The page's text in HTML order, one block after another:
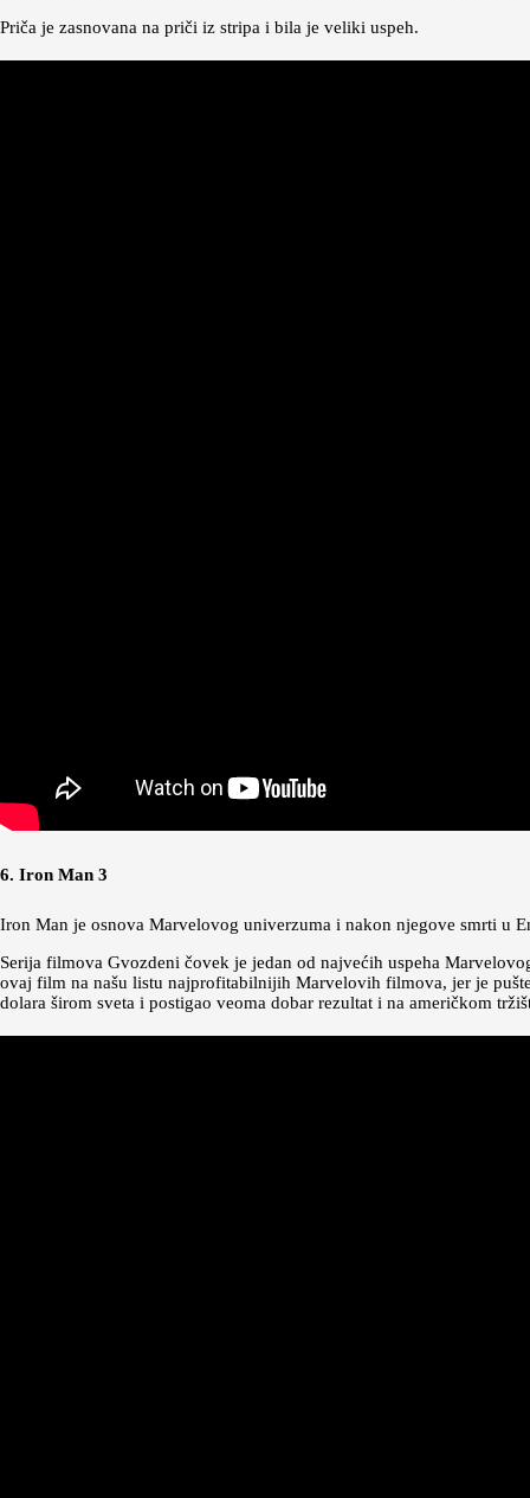
Priča je zasnovana na priči iz stripa i bila je veliki uspeh.
6. Iron Man 3
Iron Man je osnova Marvelovog univerzuma i nakon njegove smrti u
Serija filmova Gvozdeni čovek je jedan od najvećih uspeha
ovaj film na našu listu najprofitabilnijih Marvelovih filmova, jer je
dolara širom sveta i postigao veoma dobar rezultat i na američkom